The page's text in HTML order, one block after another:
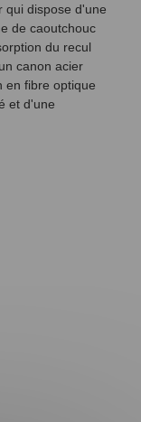
qui dispose d'une
de caoutchouc
du recul
canon acier
en fibre optique
et d'une